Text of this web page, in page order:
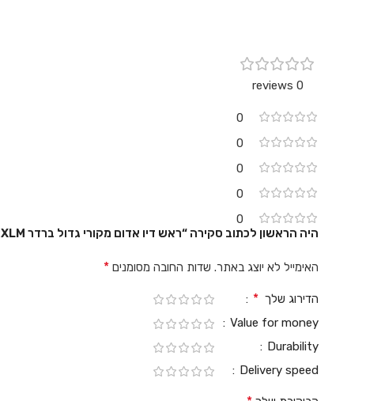
0 reviews
0
0
0
0
0
היה הראשון לכתוב סקירה “ראש דיו אדום מקורי גדול ברדר Brother LC422XLM”
האימייל לא יוצג באתר. שדות החובה מסומנים *
הדירוג שלך *
Value for money
Durability
Delivery speed